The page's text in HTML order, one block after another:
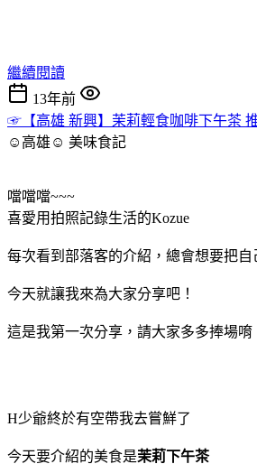
繼續閱讀
13年前
☞【高雄 新興】茉莉輕食咖啡下午茶
☺高雄☺ 美味食記
噹噹噹~~~
喜愛用拍照記錄生活的Kozue
每次看到部落客的介紹，總會想要把自
今天就讓我來為大家分享吧！
這是我第一次分享，請大家多多捧場唷
H少爺終於有空帶我去嘗鮮了
今天要介紹的美食是茉莉下午茶